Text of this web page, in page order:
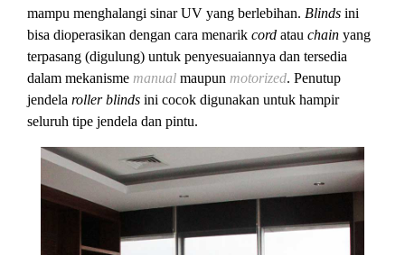
mampu menghalangi sinar UV yang berlebihan. Blinds ini
bisa dioperasikan dengan cara menarik cord atau chain yang
terpasang (digulung) untuk penyesuaiannya dan tersedia
dalam mekanisme manual maupun motorized. Penutup
jendela roller blinds ini cocok digunakan untuk hampir
seluruh tipe jendela dan pintu.